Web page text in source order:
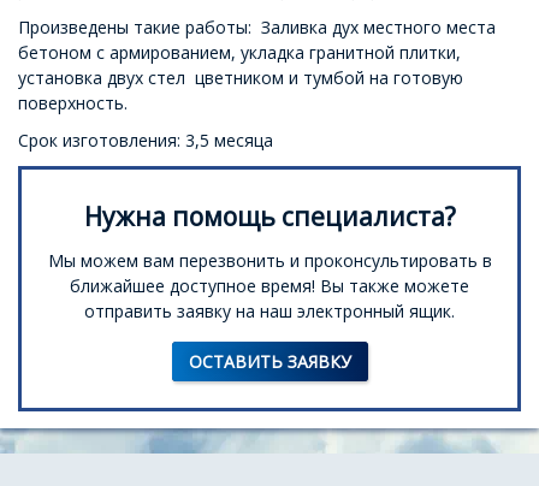
Произведены такие работы: Заливка дух местного места
бетоном с армированием, укладка гранитной плитки,
установка двух стел цветником и тумбой на готовую
поверхность.
Срок изготовления: 3,5 месяца
Нужна помощь специалиста?
Мы можем вам перезвонить и проконсультировать в
ближайшее доступное время! Вы также можете
отправить заявку на наш электронный ящик.
ОСТАВИТЬ ЗАЯВКУ